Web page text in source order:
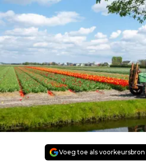
Voeg toe als